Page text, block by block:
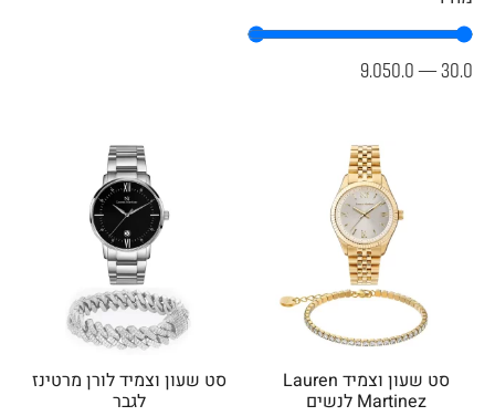
30.0
—
9.050.0
סט שעון וצמיד Lauren
Martinez לנשים
סט שעון וצמיד לורן מרטינז
לגבר